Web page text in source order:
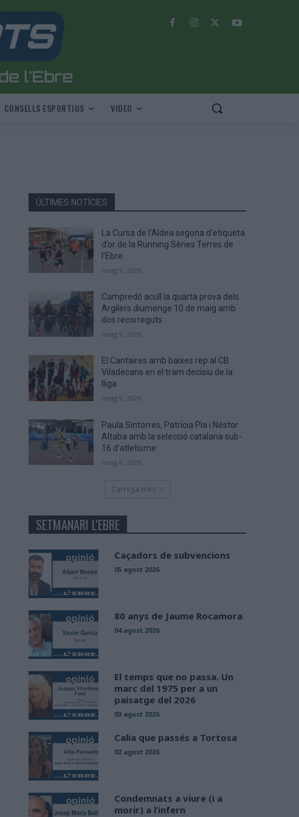
CONSELLS ESPORTIUS VIDEO
ÚLTIMES NOTÍCIES
La Cursa de l’Aldea segona d’etiqueta
d’or de la Running Sèries Terres de
l’Ebre
maig 9, 2026
Campredó acull la quarta prova dels
Argilers diumenge 10 de maig amb
dos recorreguts
maig 9, 2026
El Cantaires amb baixes rep al CB
Viladecans en el tram decisiu de la
lliga
maig 9, 2026
Paula Sintorres, Patrícia Pla i Néstor
Altaba amb la selecció catalana sub-
16 d’atletisme
maig 8, 2026
Carrega més
SETMANARI L'EBRE
Caçadors de subvencions
05 agost 2026
80 anys de Jaume Rocamora
04 agost 2026
El temps que no passa. Un
marc del 1975 per a un
paisatge del 2026
03 agost 2026
Calia que passés a Tortosa
02 agost 2026
Condemnats a viure (i a
morir) a l’infern